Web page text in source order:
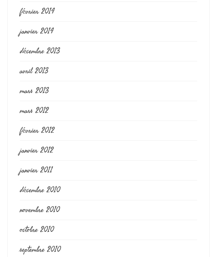
février 2014
janvier 2014
décembre 2013
avril 2013
mars 2013
mars 2012
février 2012
janvier 2012
janvier 2011
décembre 2010
novembre 2010
octobre 2010
septembre 2010